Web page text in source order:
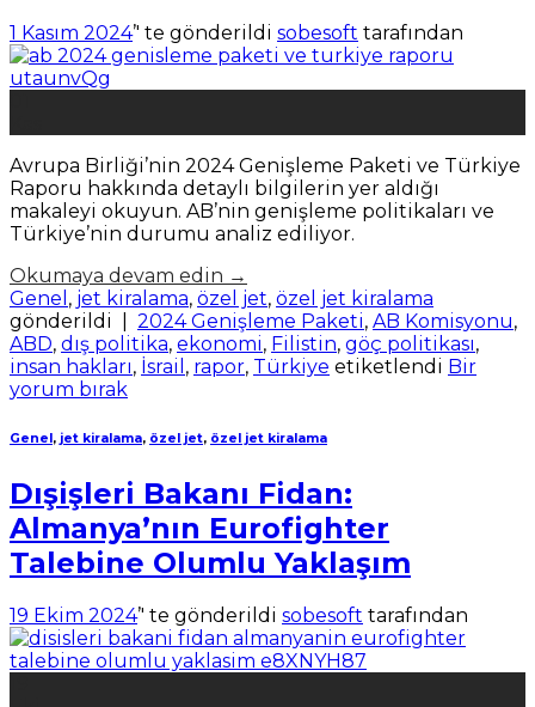
1 Kasım 2024’' te gönderildi sobesoft tarafından
Avrupa Birliği’nin 2024 Genişleme Paketi ve Türkiye
Raporu hakkında detaylı bilgilerin yer aldığı
makaleyi okuyun. AB’nin genişleme politikaları ve
Türkiye’nin durumu analiz ediliyor.
Okumaya devam edin →
Genel , jet kiralama, özel jet, özel jet kiralama
gönderildi
2024 Genişleme Paketi, AB Komisyonu,
ABD, dış politika, ekonomi, Filistin, göç politikası,
insan hakları, İsrail , rapor, Türkiye etiketlendi Bir
yorum bırak
Genel , jet kiralama, özel jet, özel jet kiralama
Dışişleri Bakanı Fidan:
Almanya’nın Eurofighter
Talebine Olumlu Yaklaşım
19 Ekim 2024’' te gönderildi sobesoft tarafından